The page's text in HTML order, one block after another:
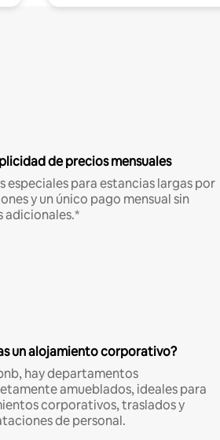
de precios mensuales
especiales para estancias largas por
y un único pago mensual sin
adicionales.*
un alojamiento corporativo?
hay departamentos
amueblados, ideales para
corporativos, traslados y
de personal.